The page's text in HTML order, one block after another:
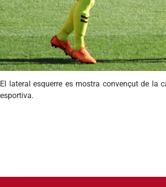
El lateral esquerre es mostra convençut de la
esportiva.